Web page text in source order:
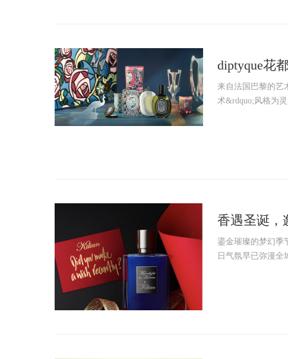
diptyque花
来自法国巴黎的艺
术&rdquo;风格为
香遇圣诞，
鎏金璀璨的梦幻季
日气氛早已弥漫全